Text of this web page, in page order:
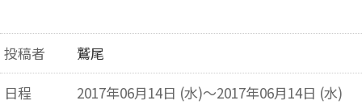
投稿者
鷲尾
日程
2017年06月14日 (水)～2017年06月14日 (水)